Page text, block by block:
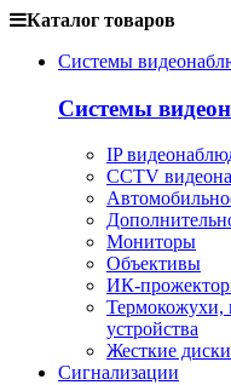
Каталог товаров
Системы
Системы
IP
CCTV
Мониторы
Объективы
ИК-
Термокожухи,
устройства
Жесткие
Сигнализации